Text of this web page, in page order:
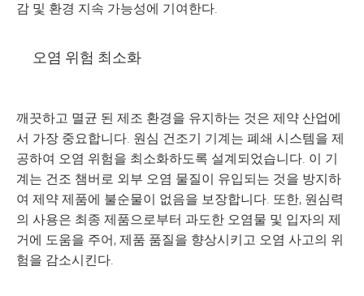
감 및 환경 지속 가능성에 기여한다.
오염 위험 최소화
깨끗하고 멸균 된 제조 환경을 유지하는 것은 제약 산업에
서 가장 중요합니다. 원심 건조기 기계는 폐쇄 시스템을 제
공하여 오염 위험을 최소화하도록 설계되었습니다. 이 기
계는 건조 챔버로 외부 오염 물질이 유입되는 것을 방지하
여 제약 제품에 불순물이 없음을 보장합니다. 또한, 원심력
의 사용은 최종 제품으로부터 과도한 오염물 및 입자의 제
거에 도움을 주어, 제품 품질을 향상시키고 오염 사고의 위
험을 감소시킨다.